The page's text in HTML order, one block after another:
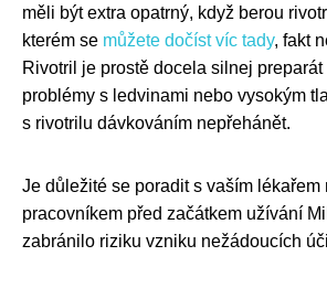
měli být extra opatrný, když berou
kterém se můžete dočíst víc tady, fakt
Rivotril je prostě docela silnej preparát
problémy s ledvinami nebo vysokým
s rivotrilu dávkováním nepřehánět.
Je důležité se poradit s vaším lékařem
pracovníkem před začátkem užívání
zabránilo riziku vzniku nežádoucích